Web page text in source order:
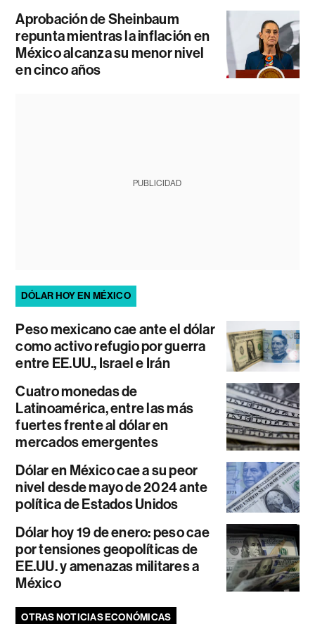
Aprobación de Sheinbaum
repunta mientras la inflación en
México alcanza su menor nivel
en cinco años
PUBLICIDAD
DÓLAR HOY EN MÉXICO
Peso mexicano cae ante el dólar
como activo refugio por guerra
entre EE.UU., Israel e Irán
Cuatro monedas de
Latinoamérica, entre las más
fuertes frente al dólar en
mercados emergentes
Dólar en México cae a su peor
nivel desde mayo de 2024 ante
política de Estados Unidos
Dólar hoy 19 de enero: peso cae
por tensiones geopolíticas de
EE.UU. y amenazas militares a
México
OTRAS NOTICIAS ECONÓMICAS